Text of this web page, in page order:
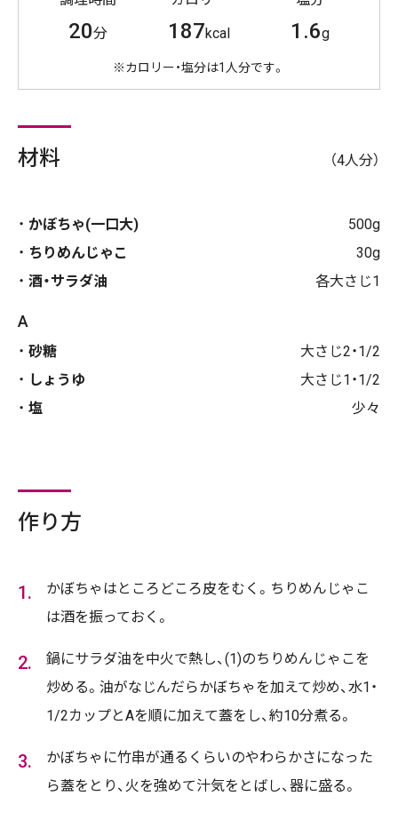
20分 187kcal 1.6g
※カロリー・塩分は1人分です。
材料 （4人分）
かぼちゃ(一口大)
500g
ちりめんじゃこ
30g
酒・サラダ油
各大さじ1
A
砂糖
大さじ2・1/2
しょうゆ
大さじ1・1/2
塩
少々
作り方
かぼちゃはところどころ皮をむく。ちりめんじゃこ
は酒を振っておく。
鍋にサラダ油を中火で熱し、(1)のちりめんじゃこを
炒める。油がなじんだらかぼちゃを加えて炒め、水1・
1/2カップとAを順に加えて蓋をし、約10分煮る。
かぼちゃに竹串が通るくらいのやわらかさになった
ら蓋をとり、火を強めて汁気をとばし、器に盛る。